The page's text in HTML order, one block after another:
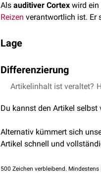
Als auditiver Cortex wird ein
Reizen verantwortlich ist. Er
Lage
nachBrodmann. Die
der auditorische
Differenzierung
Prinzipiell unterscheidet die
Ganglion spirale
Nuclei corporis
Nucleus olivaris superior
Nucleus colliculi
Artikelinhalt ist veraltet?
Du kannst den Artikel selbst
Alternativ kümmert sich
Artikel schnell und
500 Zeichen verbleibend.